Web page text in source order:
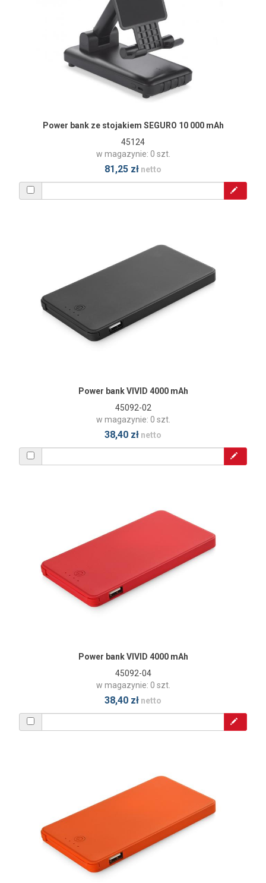
Power bank ze stojakiem SEGURO 10 000 mAh
45124
w magazynie: 0 szt.
81,25 zł netto
Power bank VIVID 4000 mAh
45092-02
w magazynie: 0 szt.
38,40 zł netto
Power bank VIVID 4000 mAh
45092-04
w magazynie: 0 szt.
38,40 zł netto